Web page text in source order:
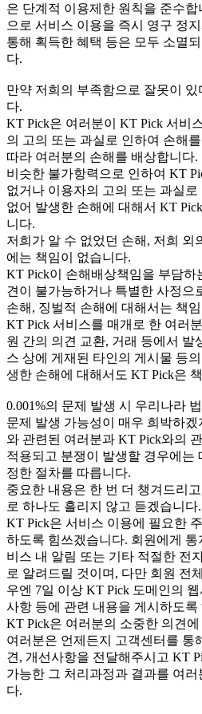
은 단계적 이용제한 원칙을 준수
으로 서비스 이용을 즉시 영구 정
통해 획득한 혜택 등은 모두 소멸
다.
만약 저희의 부족함으로 잘못이 있
다.
KT Pick은 여러분이 KT Pick 서비
의 고의 또는 과실로 인하여 손해
따라 여러분의 손해를 배상합니다
비슷한 불가항력으로 인하여 KT
없거나 이용자의 고의 또는 과실
없어 발생한 손해에 대해서 KT
니다.
저희가 알 수 없었던 손해, 저희 외
에는 책임이 없습니다.
KT Pick이 손해배상책임을 부담하
견이 불가능하거나 특별한 사정으
손해, 징벌적 손해에 대해서는 책
KT Pick 서비스를 매개로 한 여러
원 간의 의견 교환, 거래 등에서 발
스 상에 게재된 타인의 게시물 등
생한 손해에 대해서도 KT Pick은
0.001%의 문제 발생 시 우리나라
문제 발생 가능성이 매우 희박하
와 관련된 여러분과 KT Pick와의
적용되고 분쟁이 발생할 경우에는
정한 절차를 따릅니다.
중요한 내용은 한 번 더 챙겨드리
로 하나도 흘리지 않고 듣겠습니다.
KT Pick은 서비스 이용에 필요한
하도록 힘쓰겠습니다. 회원에게 통
비스 내 알림 또는 기타 적절한 전
로 알려드릴 것이며, 다만 회원 전
우엔 7일 이상 KT Pick 도메인의
사항 등에 관련 내용을 게시하도록
KT Pick은 여러분의 소중한 의견
여러분은 언제든지 고객센터를 통
견, 개선사항을 전달해주시고 KT
가능한 그 처리과정과 결과를 여러
다.